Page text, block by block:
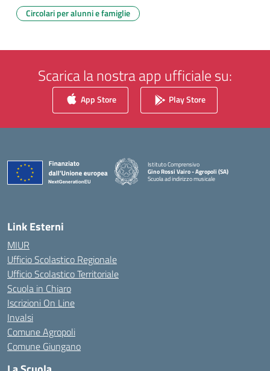
Circolari per alunni e famiglie
Scarica la nostra app ufficiale su:
App Store Play Store
Istituto Comprensivo
Gino Rossi Vairo - Agropoli (SA)
Scuola ad indirizzo musicale
Link Esterni
MIUR
Ufficio Scolastico Regionale
Ufficio Scolastico Territoriale
Scuola in Chiaro
Iscrizioni On Line
Invalsi
Comune Agropoli
Comune Giungano